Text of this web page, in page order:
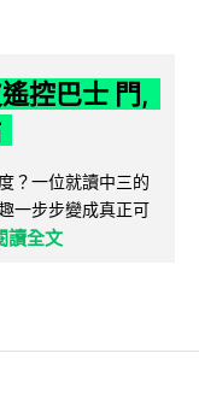
控巴士 門,
？一位就讀中三的
一步步變成真正可
讀全文